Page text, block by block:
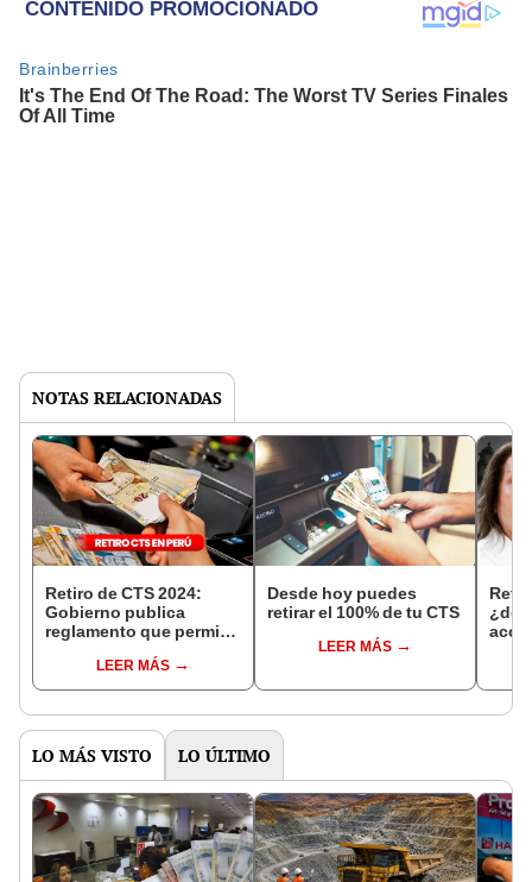
NOTAS RELACIONADAS
Retiro de CTS 2024:
Gobierno publica
reglamento que permite
hasta diciembre
LEER MÁS
Desde hoy puedes
retirar el 100% de tu CTS
LEER MÁS
LO MÁS VISTO LO ÚLTIMO